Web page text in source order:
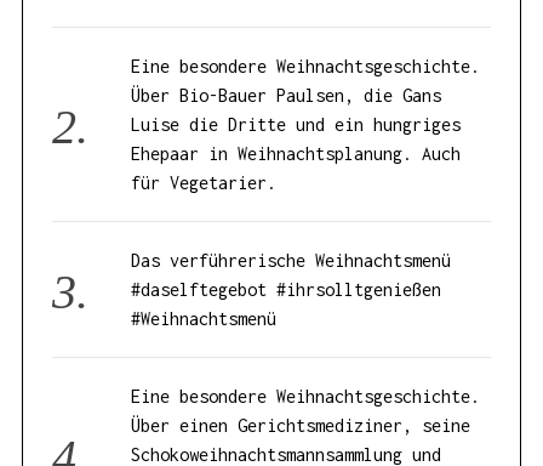
Eine besondere Weihnachtsgeschichte.
Über Bio-Bauer Paulsen, die Gans
Luise die Dritte und ein hungriges
Ehepaar in Weihnachtsplanung. Auch
für Vegetarier.
Das verführerische Weihnachtsmenü
#daselftegebot #ihrsolltgenießen
#Weihnachtsmenü
Eine besondere Weihnachtsgeschichte.
Über einen Gerichtsmediziner, seine
Schokoweihnachtsmannsammlung und